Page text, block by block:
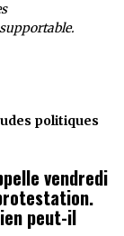
politiques
vendredi
peut-il